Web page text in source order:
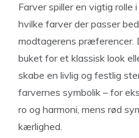
Farver spiller en vigtig rolle
hvilke farver der passer
modtagerens
buket for et klassisk look
skabe en livlig og festlig
farvernes symbolik – for
ro og harmoni, mens rød
kærlighed.